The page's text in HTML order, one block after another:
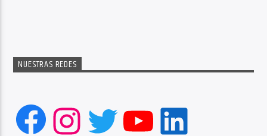
NUESTRAS REDES
Facebook
Instagram
Twitter
YouTube
LinkedIn